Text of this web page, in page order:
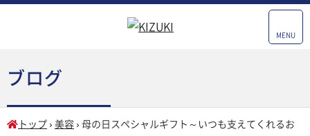
MENU
ブログ
トップ › 美容 › 母の日スペシャルギフト～いつも支えてくれるお